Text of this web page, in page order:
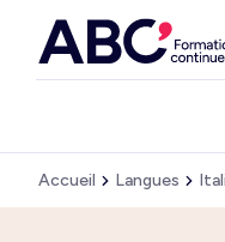
Accueil Langues